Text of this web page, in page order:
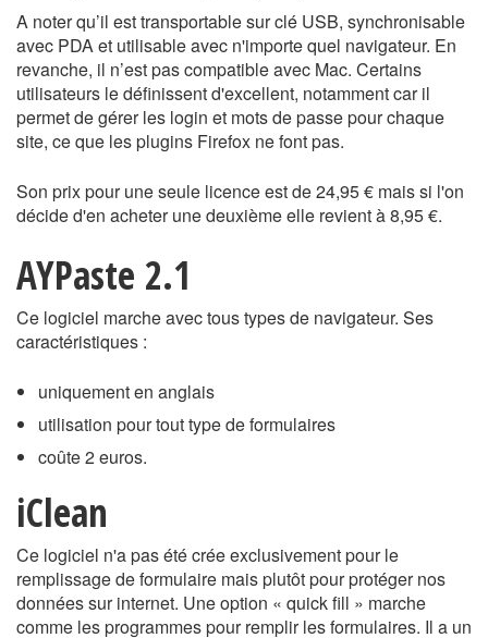
A noter qu’il est transportable sur clé USB, synchronisable
avec PDA et utilisable avec n'importe quel navigateur. En
revanche, il n’est pas compatible avec Mac. Certains
utilisateurs le définissent d'excellent, notamment car il
permet de gérer les login et mots de passe pour chaque
site, ce que les plugins Firefox ne font pas.
Son prix pour une seule licence est de 24,95 € mais si l'on
décide d'en acheter une deuxième elle revient à 8,95 €.
AYPaste 2.1
Ce logiciel marche avec tous types de navigateur. Ses
caractéristiques :
uniquement en anglais
utilisation pour tout type de formulaires
coûte 2 euros.
iClean
Ce logiciel n'a pas été crée exclusivement pour le
remplissage de formulaire mais plutôt pour protéger nos
données sur internet. Une option « quick fill » marche
comme les programmes pour remplir les formulaires. Il a un